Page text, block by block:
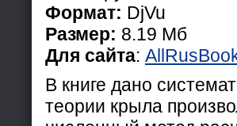
Формат: DjVu
Размер: 8.19 Мб
Для сайта:
В книге дано
теории крыла